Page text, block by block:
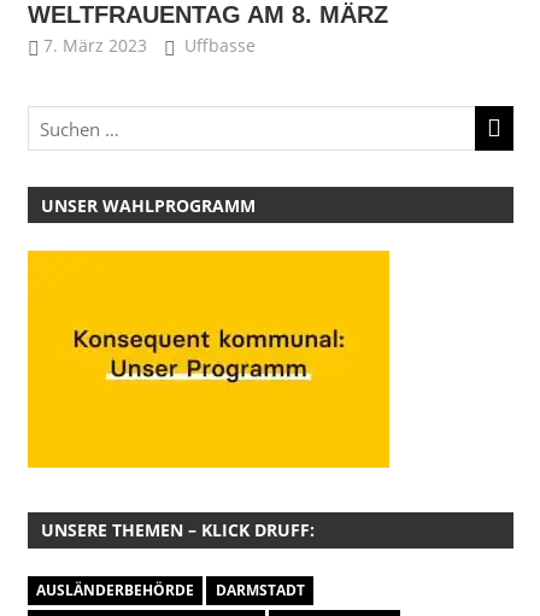
WELTFRAUENTAG AM 8. MÄRZ
7. März 2023 Uffbasse
UNSER WAHLPROGRAMM
UNSERE THEMEN – KLICK DRUFF:
AUSLÄNDERBEHÖRDE
DARMSTADT